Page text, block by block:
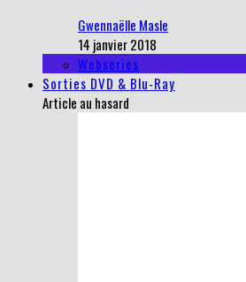
Gwennaëlle Masle
14 janvier 2018
Webseries
Sorties DVD & Blu-Ray
Article au hasard